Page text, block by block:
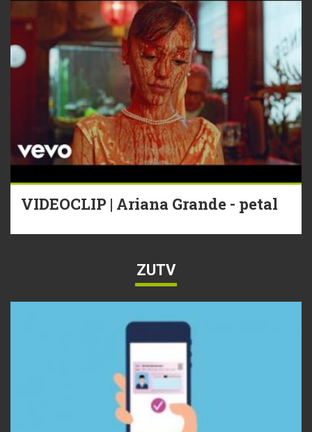
VIDEOCLIP | Ariana Grande - petal
ZUTV